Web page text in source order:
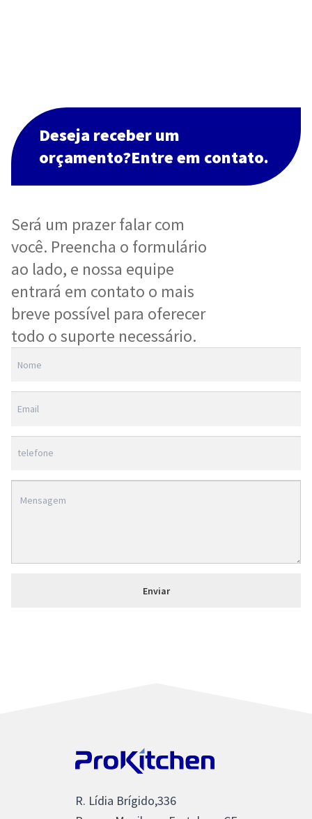
Deseja receber um
orçamento?Entre em contato.
Será um prazer falar com
você. Preencha o formulário
ao lado, e nossa equipe
entrará em contato o mais
breve possível para oferecer
todo o suporte necessário.
R. Lídia Brígido,336